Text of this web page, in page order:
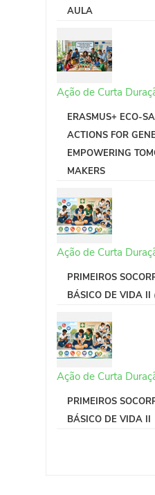
AULA
Ação de Curta
ERASMUS+ ECO-
ACTIONS FOR
EMPOWERING
MAKERS
Ação de Curta
PRIMEIROS
BÁSICO DE VIDA II
Ação de Curta
PRIMEIROS
BÁSICO DE VIDA II